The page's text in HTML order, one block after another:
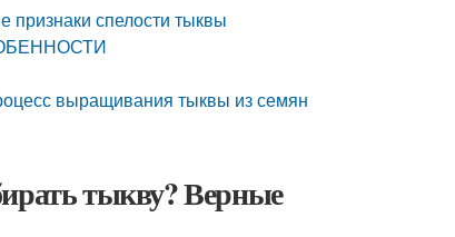
признаки спелости тыквы
выращивания тыквы из семян
тыкву? Верные